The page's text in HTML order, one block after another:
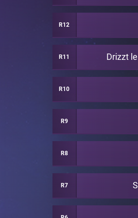
R12
R11 Drizzt
R10
R9
R8
R7